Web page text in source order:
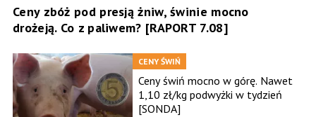
Ceny zbóż pod presją żniw, świnie mocno
drożeją. Co z paliwem? [RAPORT 7.08]
CENY ŚWIŃ
Ceny świń mocno w górę. Nawet
1,10 zł/kg podwyżki w tydzień
[SONDA]